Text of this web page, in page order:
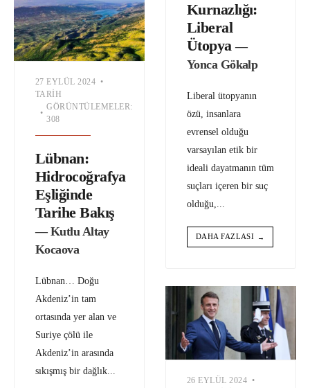
Kurnazlığı:
Liberal
Ütopya —
Yonca Gökalp
Liberal ütopyanın
özü, insanlara
evrensel olduğu
varsayılan etik bir
ideali dayatmanın tüm
suçları içeren bir suç
olduğu,...
DAHA FAZLASI →
27 EYLÜL 2024 •
TARIH
•
GÖRÜNTÜLEMELER:
308
Lübnan:
Hidrocoğrafya
Eşliğinde
Tarihe Bakış
— Kutlu Altay
Kocaova
Lübnan… Doğu
Akdeniz’in tam
ortasında yer alan ve
Suriye çölü ile
Akdeniz’in arasında
sıkışmış bir dağlık
26 EYLÜL 2024 •